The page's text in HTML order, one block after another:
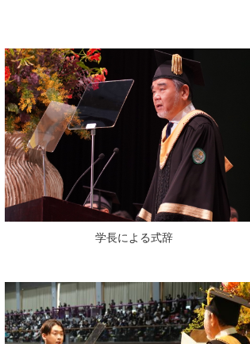
学長による式辞